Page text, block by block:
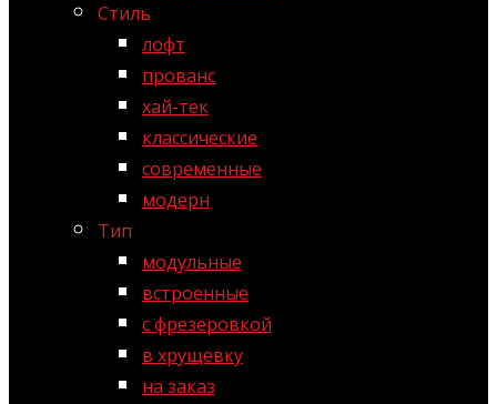
Стиль
лофт
прованс
хай-тек
классические
современные
модерн
Тип
модульные
встроенные
с фрезеровкой
в хрущевку
на заказ